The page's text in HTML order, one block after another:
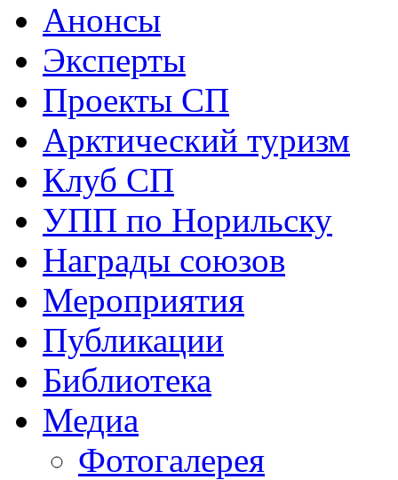
Анонсы
Эксперты
Проекты СП
Арктический туризм
Клуб СП
УПП по Норильску
Награды союзов
Мероприятия
Публикации
Библиотека
Медиа
Фотогалерея